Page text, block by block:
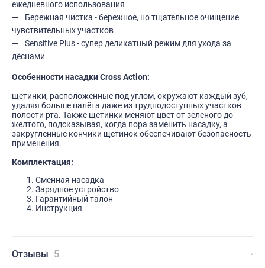
ежедневного использования
Бережная чистка - бережное, но тщательное очищение
чувствительных участков
Sensitive Plus - супер деликатный режим для ухода за
дёснами
Особенности насадки Cross Action:
щетинки, расположенные под углом, окружают каждый зуб,
удаляя больше налёта даже из труднодоступных участков
полости рта. Также щетинки меняют цвет от зеленого до
желтого, подсказывая, когда пора заменить насадку, а
закругленные кончики щетинок обеспечивают безопасность
применения.
Комплектация:
Сменная насадка
Зарядное устройство
Гарантийный талон
Инструкция
Отзывы 5